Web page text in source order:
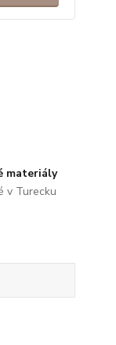
materiály
v Turecku